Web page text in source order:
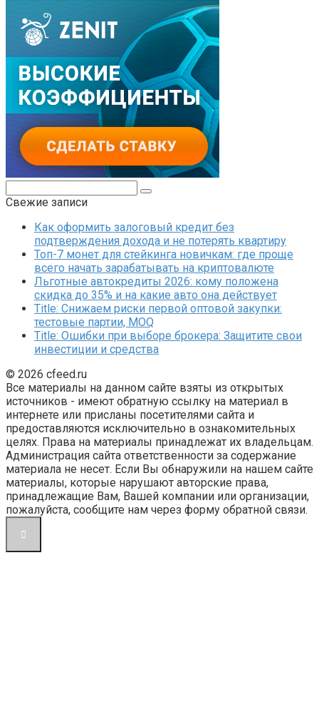
Свежие записи
Как оформить залоговый кредит без
подтверждения дохода и не потерять квартиру
Топ-7 монет для стейкинга новичкам: где проще
всего начать зарабатывать на криптовалюте
Льготные автокредиты 2026: кому положена
скидка до 35% и на какие авто она действует
Title: Снижаем риски первой оптовой закупки:
тестовые партии, MOQ
Title: Ошибки при выборе брокера: Защитите свои
инвестиции и средства
© 2026 cfeed.ru
Все материалы на данном сайте взяты из открытых
источников - имеют обратную ссылку на материал в
интернете или присланы посетителями сайта и
предоставляются исключительно в ознакомительных
целях. Права на материалы принадлежат их владельцам.
Администрация сайта ответственности за содержание
материала не несет. Если Вы обнаружили на нашем сайте
материалы, которые нарушают авторские права,
принадлежащие Вам, Вашей компании или организации,
пожалуйста, сообщите нам через форму обратной связи.